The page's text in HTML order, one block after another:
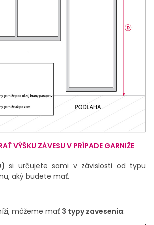
VÝŠKU ZÁVESU V PRÍPADE GARNIŽE
si určujete sami v závislosti od typu
aký budete mať.
môžeme mať 3 typy zavesenia: